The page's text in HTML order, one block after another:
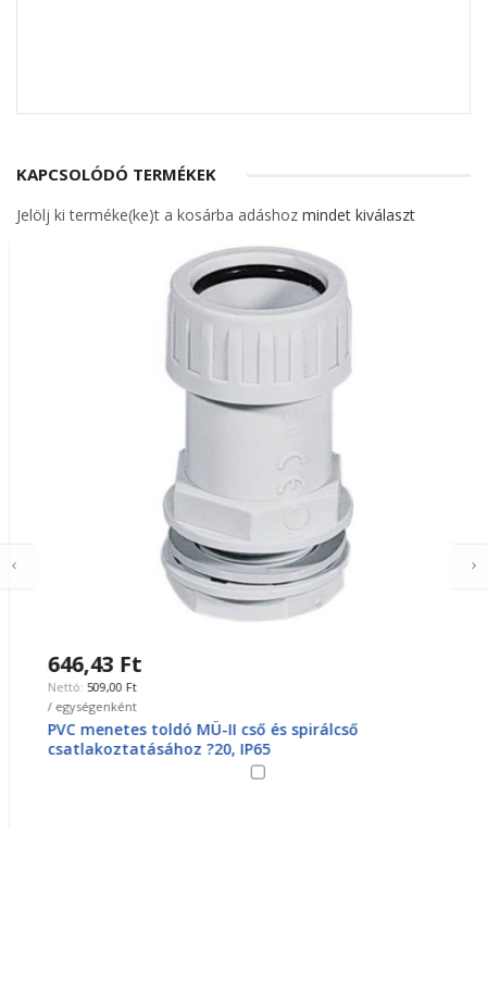
KAPCSOLÓDÓ TERMÉKEK
Jelölj ki terméke(ke)t a kosárba adáshoz mindet kiválaszt
646,43 Ft
509,00 Ft
/ egységenként
PVC menetes toldó MÜ-II cső és spirálcső
csatlakoztatásához ?20, IP65